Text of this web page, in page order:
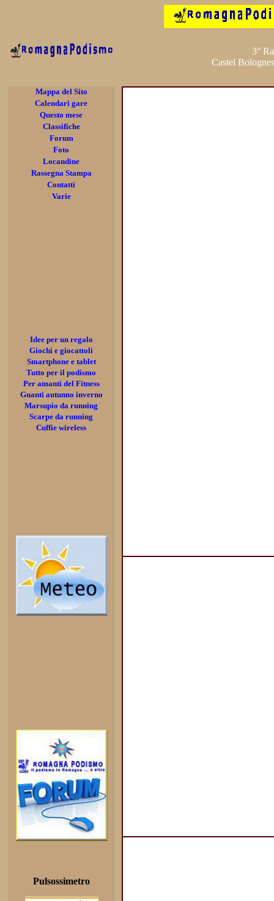
3°
Castel
Mappa del Sito
Calendari gare
Questo mese
Classifiche
Forum
Foto
Locandine
Rassegna Stampa
Contatti
Varie
Idee per un regalo
Giochi e giocattoli
Smartphone e tablet
Tutto per il podismo
Per amanti del Fitness
Guanti autunno inverno
Marsupio da running
Scarpe da running
Cuffie wireless
Pulsossimetro